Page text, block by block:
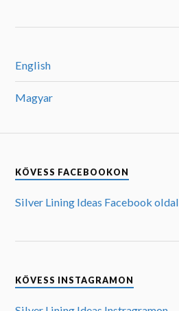
English
Magyar
KÖVESS FACEBOOKON
Silver Lining Ideas Facebook oldal
KÖVESS INSTAGRAMON